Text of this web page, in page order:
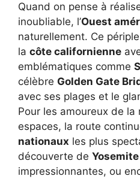
Quand on pense à
inoubliable, l’Ouest
naturellement. Ce
la côte californienne
emblématiques comme
célèbre Golden Gate
avec ses plages et le
Pour les amoureux de
espaces, la route
nationaux les plus
découverte de Yosemite
impressionnantes, ou